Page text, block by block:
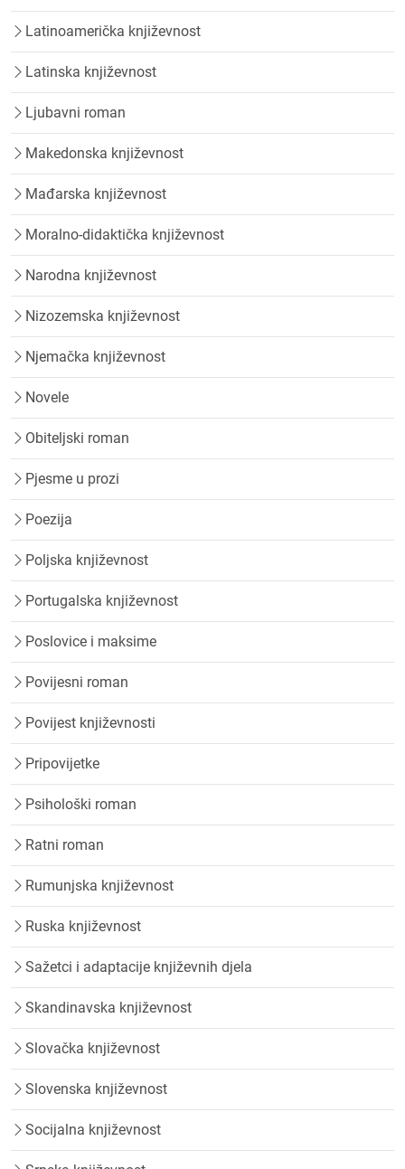
Latinoamerička književnost
Latinska književnost
Ljubavni roman
Makedonska književnost
Mađarska književnost
Moralno-didaktička književnost
Narodna književnost
Nizozemska književnost
Njemačka književnost
Novele
Obiteljski roman
Pjesme u prozi
Poezija
Poljska književnost
Portugalska književnost
Poslovice i maksime
Povijesni roman
Povijest književnosti
Pripovijetke
Psihološki roman
Ratni roman
Rumunjska književnost
Ruska književnost
Sažetci i adaptacije književnih djela
Skandinavska književnost
Slovačka književnost
Slovenska književnost
Socijalna književnost